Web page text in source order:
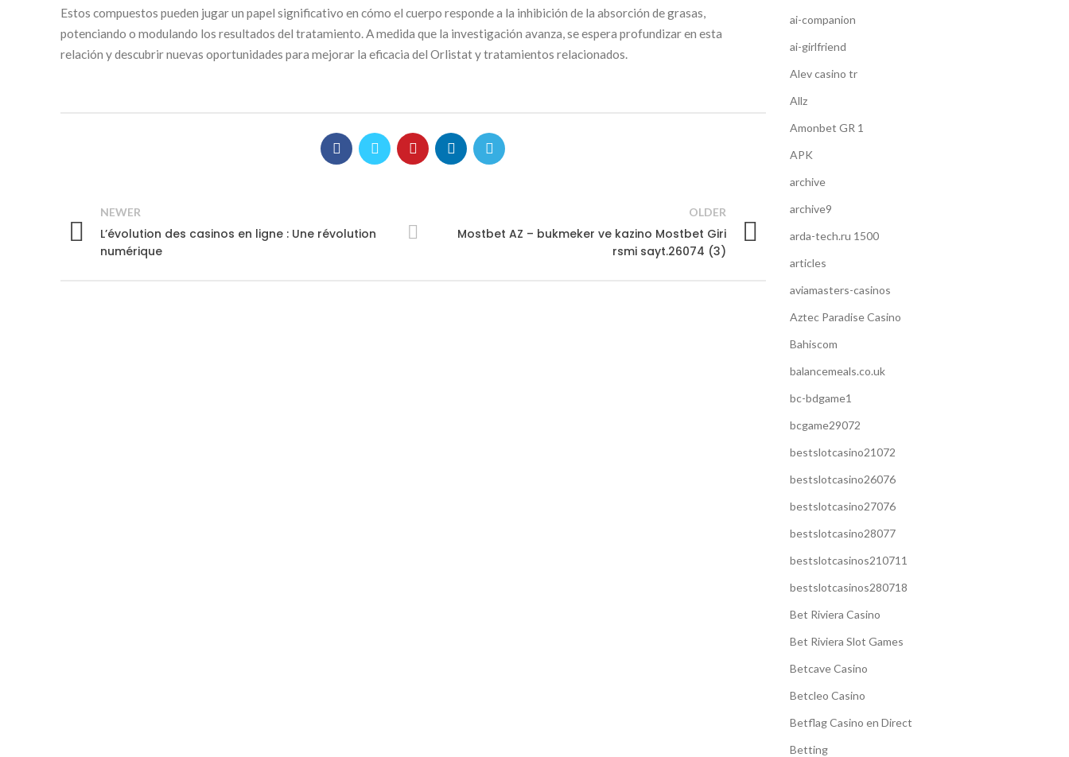
Estos compuestos pueden jugar un papel significativo en cómo el cuerpo responde a la inhibición de la absorción de grasas,
potenciando o modulando los resultados del tratamiento. A medida que la investigación avanza, se espera profundizar en esta
relación y descubrir nuevas oportunidades para mejorar la eficacia del Orlistat y tratamientos relacionados.
NEWER
L’évolution des casinos en ligne : Une révolution
numérique
OLDER
Mostbet AZ – bukmeker ve kazino Mostbet Giri
rsmi sayt.26074 (3)
ai-companion
ai-girlfriend
Alev casino tr
Allz
Amonbet GR 1
APK
archive
archive9
arda-tech.ru 1500
articles
aviamasters-casinos
Aztec Paradise Casino
Bahiscom
balancemeals.co.uk
bc-bdgame1
bcgame29072
bestslotcasino21072
bestslotcasino26076
bestslotcasino27076
bestslotcasino28077
bestslotcasinos210711
bestslotcasinos280718
Bet Riviera Casino
Bet Riviera Slot Games
Betcave Casino
Betcleo Casino
Betflag Casino en Direct
Betting